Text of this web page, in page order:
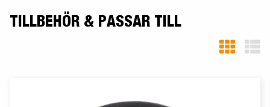
TILLBEHÖR & PASSAR TILL